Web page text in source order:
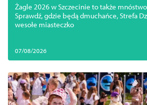
Żagle 2026 w Szczecinie to także
Sprawdź, gdzie będą dmuchańce, Strefa
wesołe miasteczko
07/08/2026